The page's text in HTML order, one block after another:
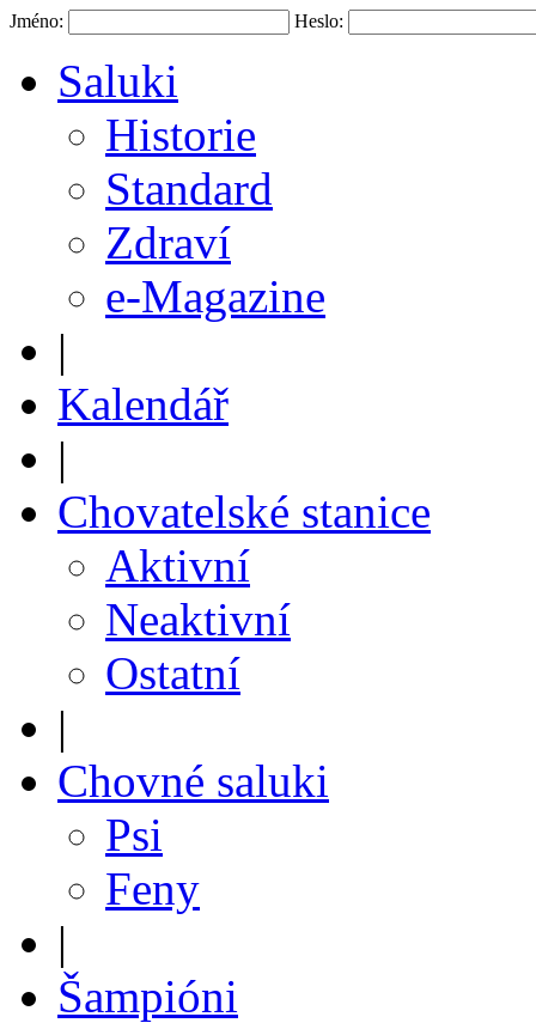
Jméno: Heslo:
Saluki
Historie
Standard
Zdraví
e-Magazine
|
Kalendář
|
Chovatelské stanice
Aktivní
Neaktivní
Ostatní
|
Chovné saluki
Psi
Feny
|
Šampióni